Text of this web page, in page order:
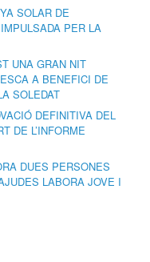
SOLAR DE
PER LA
UNA GRAN NIT
A BENEFICI DE
SOLEDAT
DEFINITIVA DEL
DE L’INFORME
DUES PERSONES
LABORA JOVE I